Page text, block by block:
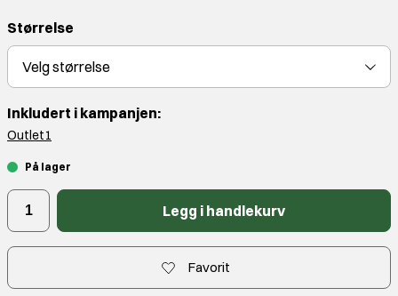
Størrelse
Velgstørrelse
Inkludert i kampanjen:
Outlet1
På lager
Legg i handlekurv
Favorit